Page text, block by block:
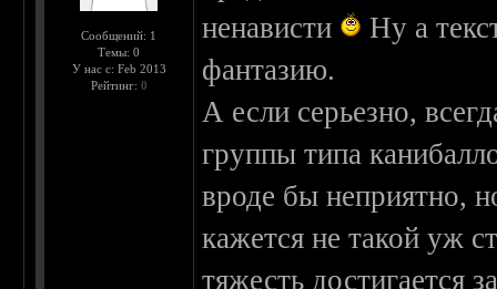
Сообщений: 1
Темы: 0
У нас с: Feb 2013
Рейтинг: 0
ненависти
Ну а
фантазию.
А если серьезно,
группы типа
вроде бы неприятно,
кажется не такой уж
тяжесть достигается